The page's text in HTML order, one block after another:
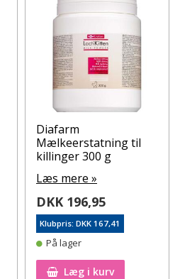
Diafarm
Mælkeerstatning til
killinger 300 g
Læs mere »
DKK 196,95
Klubpris: DKK 167,41
På lager
Læg i kurv